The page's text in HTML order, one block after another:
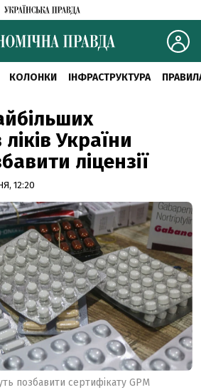
КОЛОНКИ ІНФРАСТРУКТУРА
України
ліцензії
12:20
позбавити сертифікату GPM